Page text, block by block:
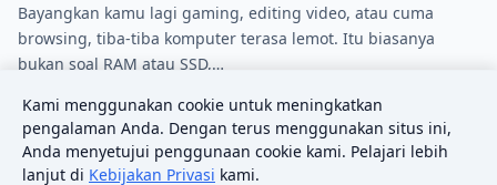
Bayangkan kamu lagi gaming, editing video, atau cuma
browsing, tiba‑tiba komputer terasa lemot. Itu biasanya
bukan soal RAM atau SSD,…
Paginasi pos
1 2 Berikutnya
Kami menggunakan cookie untuk meningkatkan
pengalaman Anda. Dengan terus menggunakan situs ini,
Anda menyetujui penggunaan cookie kami. Pelajari lebih
lanjut di Kebijakan Privasi kami.